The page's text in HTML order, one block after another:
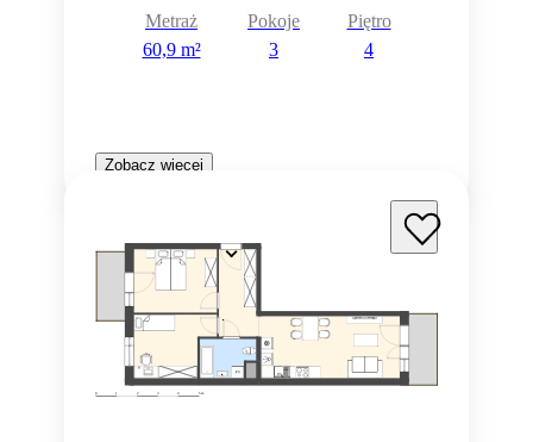
Metraż
60,9 m²
Pokoje
3
Piętro
4
Zobacz więcej